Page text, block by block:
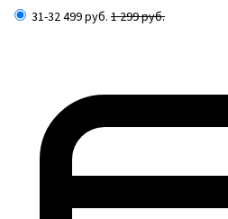
31-32499 руб. 1 299 руб.